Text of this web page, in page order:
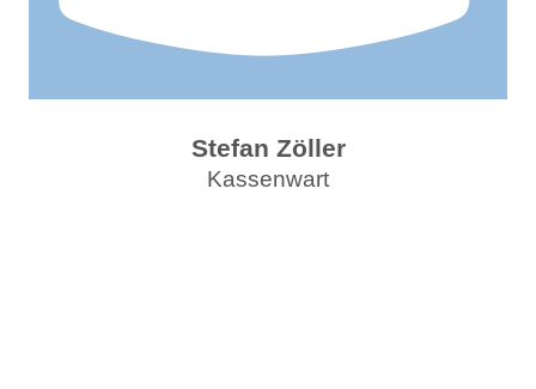
Stefan Zöller
Kassenwart